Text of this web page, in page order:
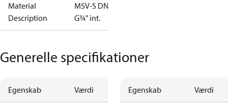
Material
Description
MSV-S DN20
G¾" int.
Generelle specifikationer
Egenskab Værdi Egenskab Værdi